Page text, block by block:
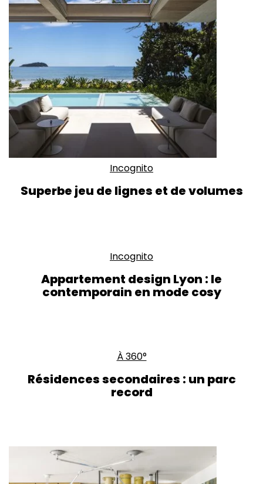
Incognito
Superbe jeu de lignes et de volumes
Incognito
Appartement design Lyon : le
contemporain en mode cosy
À 360°
Résidences secondaires : un parc
record